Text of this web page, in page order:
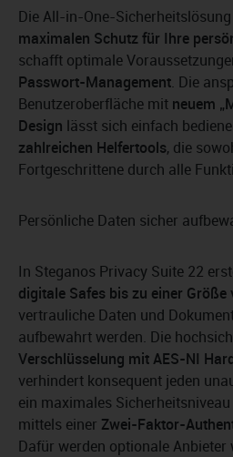
Die All-in-One-
maximalen Schutz für Ihre
schafft optimale
Passwort-Management. Die
Benutzeroberfläche mit neuem
Design lässt sich einfach
zahlreichen Helfertools, die
Fortgeschrittene durch alle
Persönliche Daten sicher
In Steganos Privacy Suite 22
digitale Safes bis zu einer Größe
vertrauliche Daten und
aufbewahrt werden. Die
Verschlüsselung mit AES-NI
verhindert konsequent jeden
ein maximales
mittels einer Zwei-Faktor-
Dafür werden optionale Anbieter